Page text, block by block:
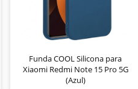
Funda COOL Silicona para
Xiaomi Redmi Note 15 Pro 5G
(Azul)